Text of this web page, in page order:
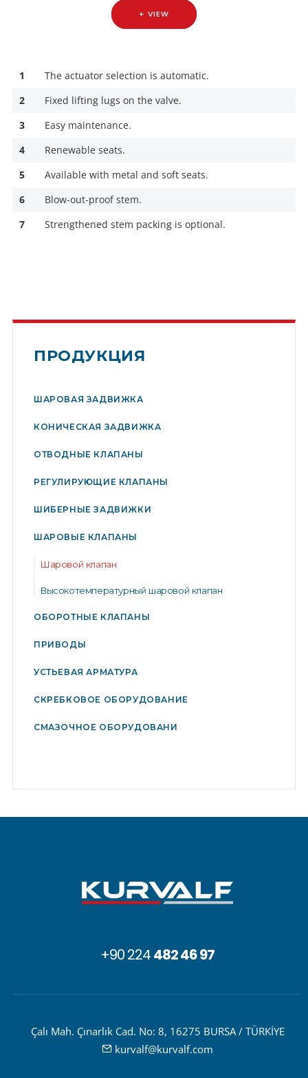
+ VIEW
1
The actuator selection is automatic.
2
Fixed lifting lugs on the valve.
3
Easy maintenance.
4
Renewable seats.
5
Available with metal and soft seats.
6
Blow-out-proof stem.
7
Strengthened stem packing is optional.
ПРОДУКЦИЯ
ШАРОВАЯ ЗАДВИЖКА
КОНИЧЕСКАЯ ЗАДВИЖКА
ОТВОДНЫЕ КЛАПАНЫ
РЕГУЛИРУЮЩИЕ КЛАПАНЫ
ШИБЕРНЫЕ ЗАДВИЖКИ
ШАРОВЫЕ КЛАПАНЫ
Шаровой клапан
Высокотемпературный шаровой клапан
ОБОРОТНЫЕ КЛАПАНЫ
ПРИВОДЫ
УСТЬЕВАЯ АРМАТУРА
СКРЕБКОВОЕ ОБОРУДОВАНИЕ
СМАЗОЧНОЕ ОБОРУДОВАНИ
+90 224482 46 97
Çalı Mah. Çınarlık Cad. No: 8, 16275 BURSA / TÜRKİYE
kurvalf@kurvalf.com